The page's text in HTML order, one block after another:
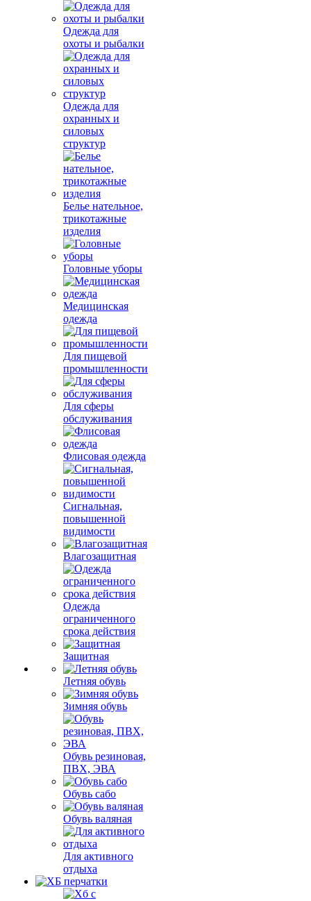
Одежда для
охоты и рыбалки
Одежда для
охранных и
силовых
структур
Белье нательное,
трикотажные
изделия
Головные уборы
Медицинская
одежда
Для пищевой
промышленности
Для сферы
обслуживания
Флисовая одежда
Сигнальная,
повышенной
видимости
Влагозащитная
Одежда
ограниченного
срока действия
Защитная
Летняя обувь
Зимняя обувь
Обувь резиновая,
ПВХ, ЭВА
Обувь сабо
Обувь валяная
Для активного
отдыха